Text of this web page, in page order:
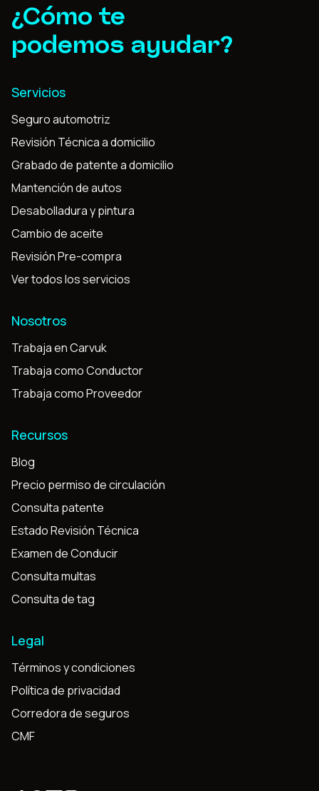
¿Cómo te
podemos ayudar?
Servicios
Seguro automotriz
Revisión Técnica a domicilio
Grabado de patente a domicilio
Mantención de autos
Desabolladura y pintura
Cambio de aceite
Revisión Pre-compra
Ver todos los servicios
Nosotros
Trabaja en Carvuk
Trabaja como Conductor
Trabaja como Proveedor
Recursos
Blog
Precio permiso de circulación
Consulta patente
Estado Revisión Técnica
Examen de Conducir
Consulta multas
Consulta de tag
Legal
Términos y condiciones
Política de privacidad
Corredora de seguros
CMF